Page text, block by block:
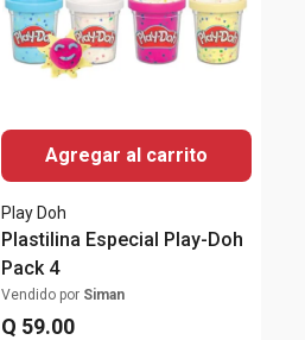
Agregar al carrito
Play Doh
Plastilina Especial Play-Doh
Pack 4
Vendido por Siman
Q 59.00